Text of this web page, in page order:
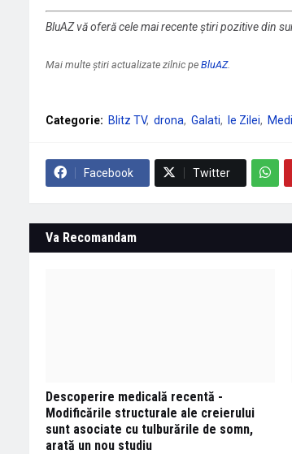
BluAZ vă oferă cele mai recente știri pozitive din
Mai multe știri actualizate zilnic pe BluAZ.
Categorie: Blitz TV drona Galati le Zilei
Facebook Twitter
Va Recomandam
Descoperire medicală recentă -
Modificările structurale ale creierului
sunt asociate cu tulburările de somn,
arată un nou studiu